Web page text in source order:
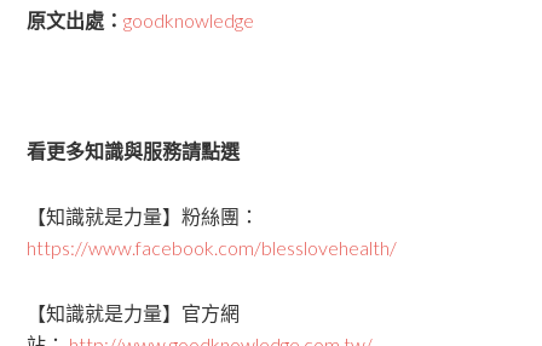
原文出處：goodknowledge
看更多知識與服務請點選
【知識就是力量】粉絲團：
https://www.facebook.com/blesslovehealth/
【知識就是力量】官方網